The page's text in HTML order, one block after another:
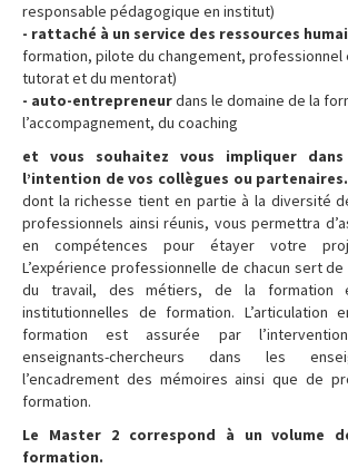
responsable pédagogique en institut)
- rattaché à un service des ressources
formation, pilote du changement, professionnel
tutorat et du mentorat)
- auto-entrepreneurdans le domaine de la
l’accompagnement, du coaching
et vous souhaitez vous impliquer
l’intention de vos collègues ou partenaires.
dont la richesse tient en partie à la diversité
professionnels ainsi réunis, vous permettra
en compétences pour étayer votre
L’expérience professionnelle de chacun sert de
du travail, des métiers, de la formation
institutionnelles de formation. L’articulation
formation est assurée par
enseignants-chercheurs dans les
l’encadrement des mémoires ainsi que de
formation.
Le Master 2 correspond à un volume
formation.